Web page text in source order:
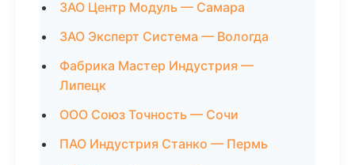
ЗАО Центр Модуль — Самара
ЗАО Эксперт Система — Вологда
Фабрика Мастер Индустрия —
Липецк
ООО Союз Точность — Сочи
ПАО Индустрия Станко — Пермь